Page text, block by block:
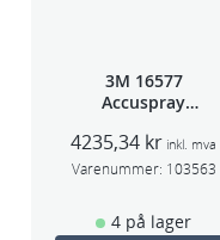
3M 16577
Accuspray
HG14
4235,34 kr inkl. mva
Varenummer: 103563
4 på lager